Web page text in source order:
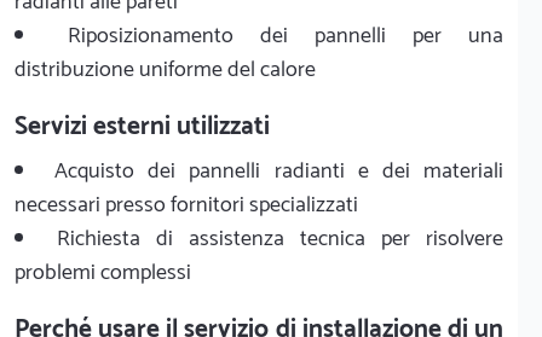
Riposizionamento dei pannelli per una
distribuzione uniforme del calore
Servizi esterni utilizzati
Acquisto dei pannelli radianti e dei materiali
necessari presso fornitori specializzati
Richiesta di assistenza tecnica per risolvere
problemi complessi